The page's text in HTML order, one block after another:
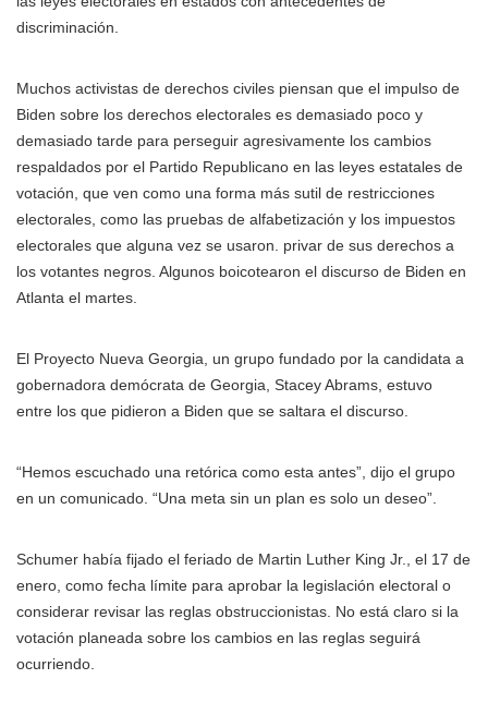
discriminación.
Muchos activistas de derechos civiles piensan que el impulso de
Biden sobre los derechos electorales es demasiado poco y
demasiado tarde para perseguir agresivamente los cambios
respaldados por el Partido Republicano en las leyes estatales de
votación, que ven como una forma más sutil de restricciones
electorales, como las pruebas de alfabetización y los impuestos
electorales que alguna vez se usaron. privar de sus derechos a
los votantes negros. Algunos boicotearon el discurso de Biden en
Atlanta el martes.
El Proyecto Nueva Georgia, un grupo fundado por la candidata a
gobernadora demócrata de Georgia, Stacey Abrams, estuvo
entre los que pidieron a Biden que se saltara el discurso.
“Hemos escuchado una retórica como esta antes”, dijo el grupo
en un comunicado. “Una meta sin un plan es solo un deseo”.
Schumer había fijado el feriado de Martin Luther King Jr., el 17 de
enero, como fecha límite para aprobar la legislación electoral o
considerar revisar las reglas obstruccionistas. No está claro si la
votación planeada sobre los cambios en las reglas seguirá
ocurriendo.